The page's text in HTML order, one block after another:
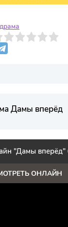
10
Дамы вперёд
"Дамы вперёд"
ОНЛАЙН